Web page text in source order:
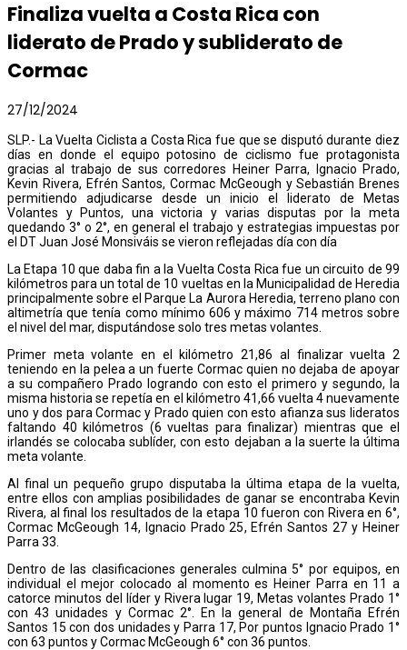
Finaliza vuelta a Costa Rica con
liderato de Prado y subliderato de
Cormac
27/12/2024
SLP.- La Vuelta Ciclista a Costa Rica fue que se disputó durante diez
días en donde el equipo potosino de ciclismo fue protagonista
gracias al trabajo de sus corredores Heiner Parra, Ignacio Prado,
Kevin Rivera, Efrén Santos, Cormac McGeough y Sebastián Brenes
permitiendo adjudicarse desde un inicio el liderato de Metas
Volantes y Puntos, una victoria y varias disputas por la meta
quedando 3° o 2°, en general el trabajo y estrategias impuestas por
el DT Juan José Monsiváis se vieron reflejadas día con día
La Etapa 10 que daba fin a la Vuelta Costa Rica fue un circuito de 99
kilómetros para un total de 10 vueltas en la Municipalidad de Heredia
principalmente sobre el Parque La Aurora Heredia, terreno plano con
altimetría que tenía como mínimo 606 y máximo 714 metros sobre
el nivel del mar, disputándose solo tres metas volantes.
Primer meta volante en el kilómetro 21,86 al finalizar vuelta 2
teniendo en la pelea a un fuerte Cormac quien no dejaba de apoyar
a su compañero Prado logrando con esto el primero y segundo, la
misma historia se repetía en el kilómetro 41,66 vuelta 4 nuevamente
uno y dos para Cormac y Prado quien con esto afianza sus lideratos
faltando 40 kilómetros (6 vueltas para finalizar) mientras que el
irlandés se colocaba sublíder, con esto dejaban a la suerte la última
meta volante.
Al final un pequeño grupo disputaba la última etapa de la vuelta,
entre ellos con amplias posibilidades de ganar se encontraba Kevin
Rivera, al final los resultados de la etapa 10 fueron con Rivera en 6°,
Cormac McGeough 14, Ignacio Prado 25, Efrén Santos 27 y Heiner
Parra 33.
Dentro de las clasificaciones generales culmina 5° por equipos, en
individual el mejor colocado al momento es Heiner Parra en 11 a
catorce minutos del líder y Rivera lugar 19, Metas volantes Prado 1°
con 43 unidades y Cormac 2°. En la general de Montaña Efrén
Santos 15 con dos unidades y Parra 17, Por puntos Ignacio Prado 1°
con 63 puntos y Cormac McGeough 6° con 36 puntos.